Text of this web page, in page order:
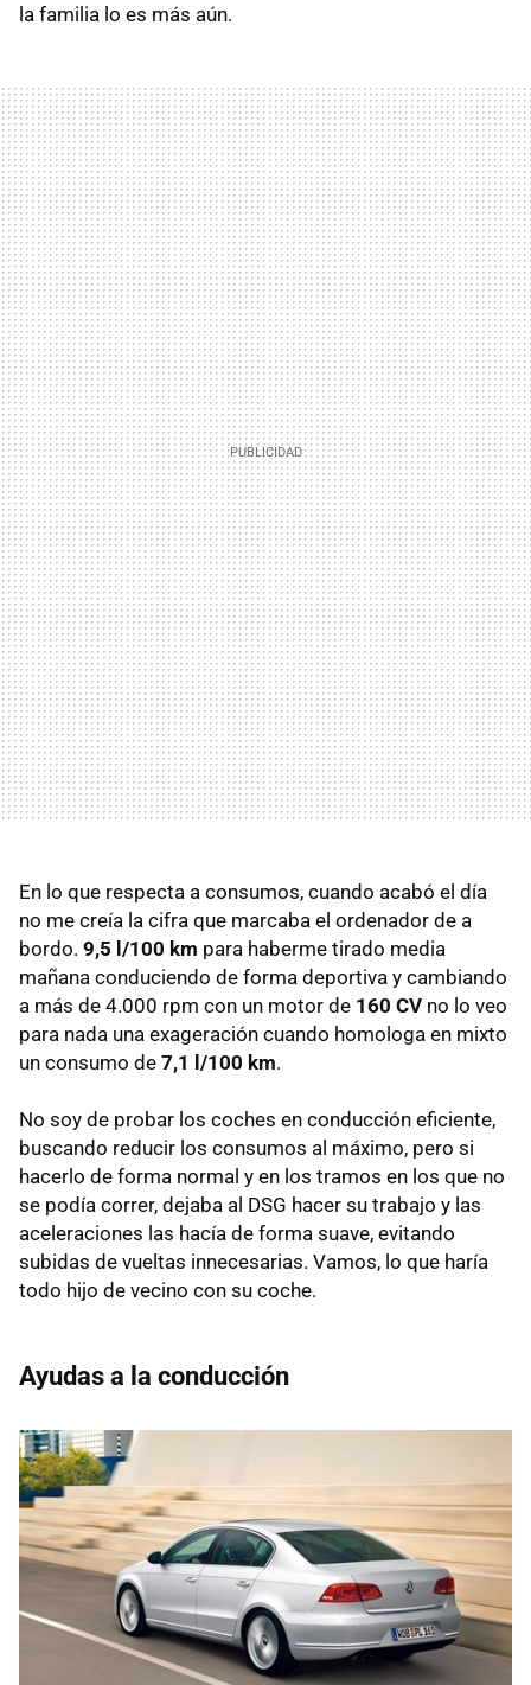
la familia lo es más aún.
En lo que respecta a consumos, cuando acabó el día
no me creía la cifra que marcaba el ordenador de a
bordo. 9,5 l/100 km para haberme tirado media
mañana conduciendo de forma deportiva y cambiando
a más de 4.000 rpm con un motor de 160 CV no lo veo
para nada una exageración cuando homologa en mixto
un consumo de 7,1 l/100 km.
No soy de probar los coches en conducción eficiente,
buscando reducir los consumos al máximo, pero si
hacerlo de forma normal y en los tramos en los que no
se podía correr, dejaba al DSG hacer su trabajo y las
aceleraciones las hacía de forma suave, evitando
subidas de vueltas innecesarias. Vamos, lo que haría
todo hijo de vecino con su coche.
Ayudas a la conducción